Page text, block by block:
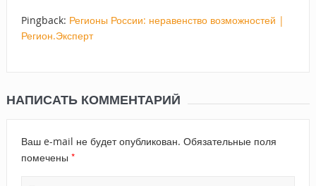
Pingback: Регионы России: неравенство возможностей |
Регион.Эксперт
НАПИСАТЬ КОММЕНТАРИЙ
Ваш e-mail не будет опубликован. Обязательные поля
помечены *